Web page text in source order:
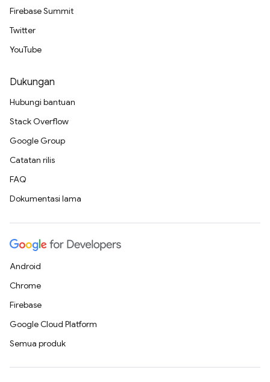
Firebase Summit
Twitter
YouTube
Dukungan
Hubungi bantuan
Stack Overflow
Google Group
Catatan rilis
FAQ
Dokumentasi lama
Android
Chrome
Firebase
Google Cloud Platform
Semua produk